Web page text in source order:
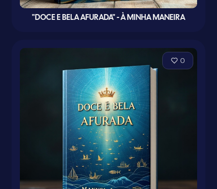
"DOCE E BELA AFURADA" - À MINHA MANEIRA
0